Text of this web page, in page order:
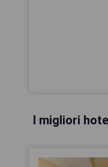
I migliori